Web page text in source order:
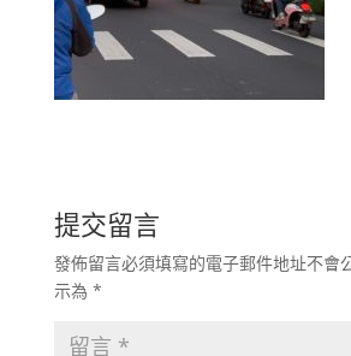
提交留言
發佈留言必須填寫的電子郵件地址不會
示為 *